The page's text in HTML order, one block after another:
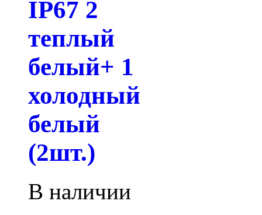
IP67 2
теплый
белый+ 1
холодный
белый
(2шт.)
В наличии